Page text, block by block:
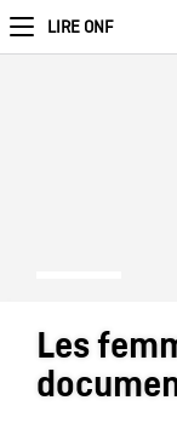
LIRE ONF
Les